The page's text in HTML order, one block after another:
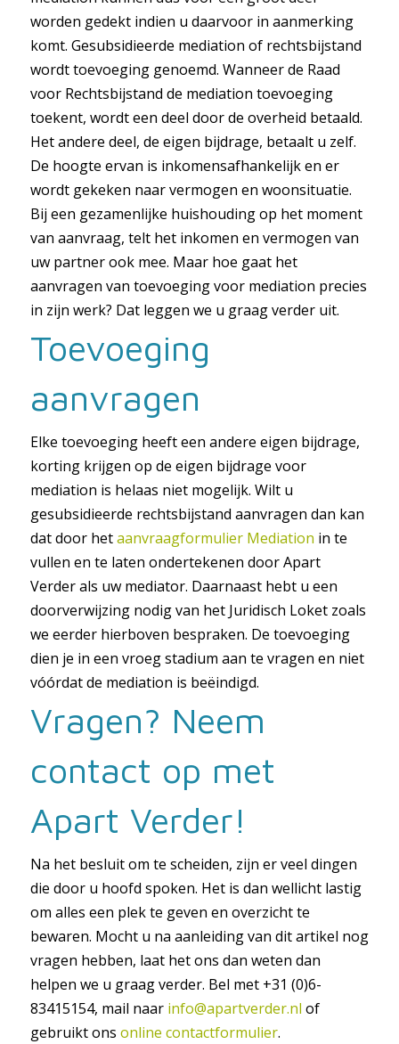
worden gedekt indien u daarvoor in aanmerking
komt. Gesubsidieerde mediation of rechtsbijstand
wordt toevoeging genoemd. Wanneer de Raad
voor Rechtsbijstand de mediation toevoeging
toekent, wordt een deel door de overheid betaald.
Het andere deel, de eigen bijdrage, betaalt u zelf.
De hoogte ervan is inkomensafhankelijk en er
wordt gekeken naar vermogen en woonsituatie.
Bij een gezamenlijke huishouding op het moment
van aanvraag, telt het inkomen en vermogen van
uw partner ook mee. Maar hoe gaat het
aanvragen van toevoeging voor mediation precies
in zijn werk? Dat leggen we u graag verder uit.
Toevoeging
aanvragen
Elke toevoeging heeft een andere eigen bijdrage,
korting krijgen op de eigen bijdrage voor
mediation is helaas niet mogelijk. Wilt u
gesubsidieerde rechtsbijstand aanvragen dan kan
dat door hetaanvraagformulier Mediation in te
vullen en te laten ondertekenen door Apart
Verder als uw mediator. Daarnaast hebt u een
doorverwijzing nodig van het Juridisch Loket zoals
we eerder hierboven bespraken. De toevoeging
dien je in een vroeg stadium aan te vragen en niet
vóórdat de mediation is beëindigd.
Vragen? Neem
contact op met
Apart Verder!
Na het besluit om te scheiden, zijn er veel dingen
die door u hoofd spoken. Het is dan wellicht lastig
om alles een plek te geven en overzicht te
bewaren. Mocht u na aanleiding van dit artikel nog
vragen hebben, laat het ons dan weten dan
helpen we u graag verder. Bel met +31 (0)6-
83415154, mail naar info@apartverder.nl of
gebruikt ons online contactformulier.